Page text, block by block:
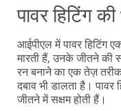
पावर हिटिंग
आईपीएल में पावर हिटिंग
मारती हैं, उनके जीतने की
रन बनाने का एक तेज़
दबाव भी डालता है।
जीतने में सक्षम होती हैं।